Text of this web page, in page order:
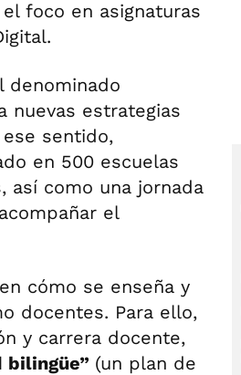
foco en asignaturas
denominado
nuevas estrategias
ese sentido,
en 500 escuelas
así como una jornada
el
cómo se enseña y
docentes. Para ello,
y carrera docente,
bilingüe” (un plan de